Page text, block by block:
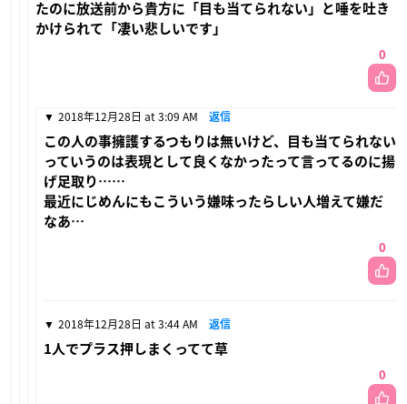
たのに放送前から貴方に「目も当てられない」と唾を吐き
かけられて「凄い悲しいです」
0
2018年12月28日 at 3:09 AM 返信
この人の事擁護するつもりは無いけど、目も当てられない
っていうのは表現として良くなかったって言ってるのに揚
げ足取り……
最近にじめんにもこういう嫌味ったらしい人増えて嫌だ
なあ…
0
2018年12月28日 at 3:44 AM 返信
1人でプラス押しまくってて草
0